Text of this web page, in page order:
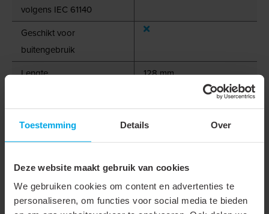
Toestemming Details Over
Deze website maakt gebruik van cookies
We gebruiken cookies om content en advertenties te
personaliseren, om functies voor social media te bieden
volgens IEC 61140
Geschikt voor
buitengebruik
Lengte
128 mm
Hoogte
Nom. (meet)frequentie
50 - 60 Hz
Arbeidsfactor
0.95
Omgevingstemperatuur
-25 - 50 °C